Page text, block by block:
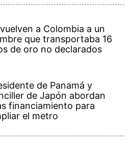
a Colombia a un
que transportaba 16
de oro no declarados
de Panamá y
de Japón abordan
financiamiento para
el metro